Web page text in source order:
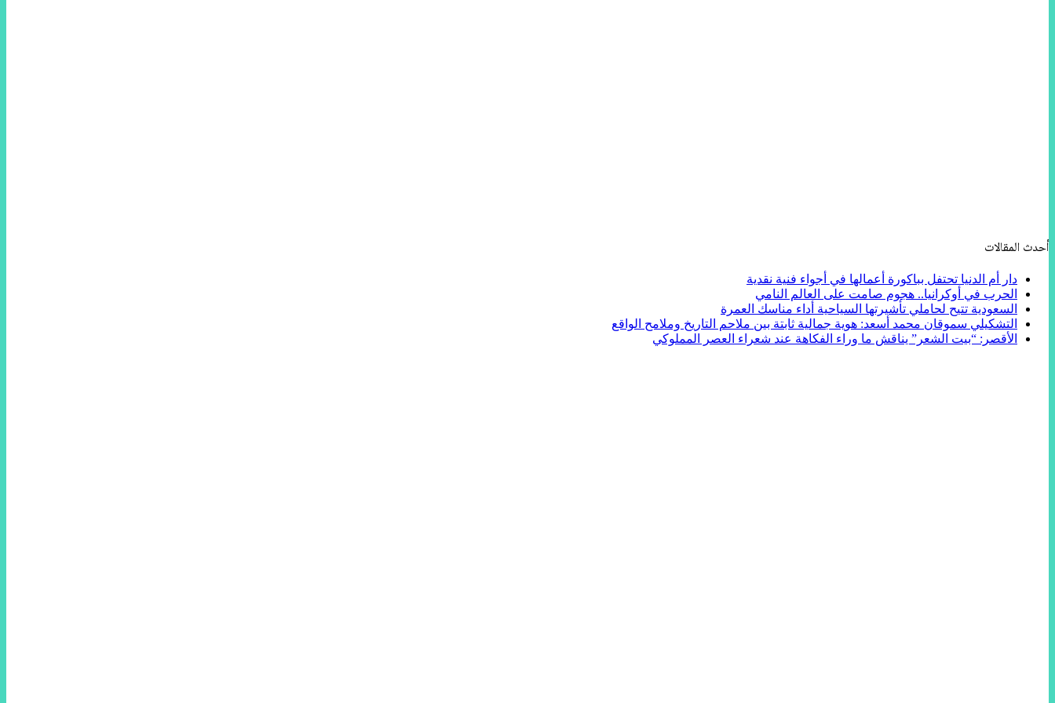
أحدث المقالات
دار أم الدنيا تحتفل بباكورة أعمالها في أجواء فنية نقدية
الحرب في أوكرانيا.. هجوم صامت على العالم النامي
السعودية تتيح لحاملي تأشيرتها السياحية أداء مناسك العمرة
التشكيلي سموقان محمد أسعد: هوية جمالية ثابتة بين ملاحم التاريخ وملامح الواقع
الأقصر: “بيت الشعر” يناقش ما وراء الفكاهة عند شعراء العصر المملوكي